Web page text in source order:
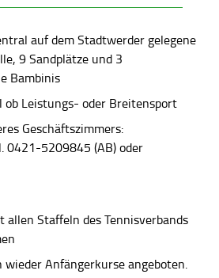
auf dem Stadtwerder gelegene
9 Sandplätze und 3
Bambinis
ob Leistungs- oder Breitensport
Geschäftszimmers:
0421-5209845 (AB) oder
allen Staffeln des Tennisverbands
Anfängerkurse angeboten.